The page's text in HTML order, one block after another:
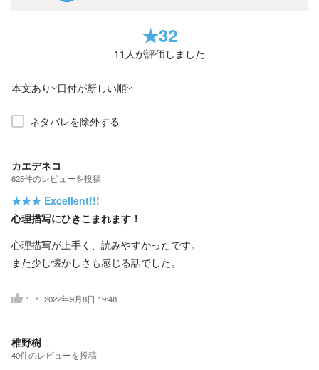
★32
11 人が評価しました
本文あり 日付が新しい順
ネタバレを除外する
カエデネコ
625件のレビューを投稿
★★★ Excellent!!!
心理描写にひきこまれます！
心理描写が上手く、読みやすかったです。
また少し懐かしさも感じる話でした。
1 2022年9月8日 19:48
椎野樹
40件のレビューを投稿